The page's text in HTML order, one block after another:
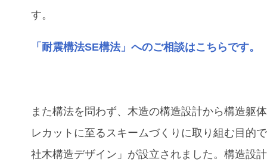
す。
「耐震構法SE構法」へのご相談はこちらです。
また構法を問わず、木造の構造設計から構造躯
レカットに至るスキームづくりに取り組む目的
社木構造デザイン」が設立されました。構造設